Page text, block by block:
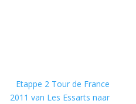
Etappe 2 Tour de France
2011 van Les Essarts naar